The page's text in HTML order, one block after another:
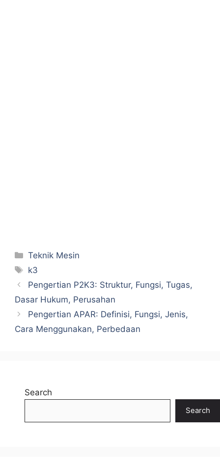
Categories
Teknik Mesin
Tags
k3
Pengertian P2K3: Struktur, Fungsi, Tugas,
Dasar Hukum, Perusahan
Pengertian APAR: Definisi, Fungsi, Jenis,
Cara Menggunakan, Perbedaan
Search
Search